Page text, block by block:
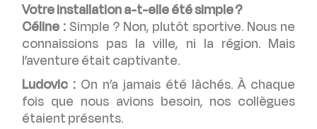
Votre installation a-t-elle été simple ?
Céline :Simple ? Non, plutôt sportive. Nous ne
connaissions pas la ville, ni la région. Mais
l’aventure était captivante.
Ludovic : On n’a jamais été lâchés. À chaque
fois que nous avions besoin, nos collègues
étaient présents.